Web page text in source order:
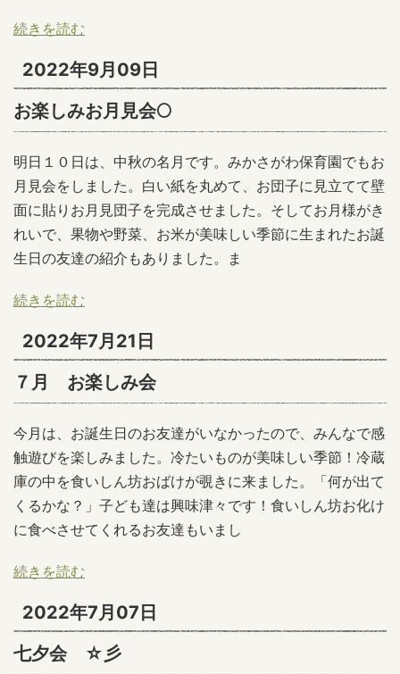
続きを読む
2022年9月09日
お楽しみお月見会🌕
明日１０日は、中秋の名月です。みかさがわ保育園でもお
月見会をしました。白い紙を丸めて、お団子に見立てて壁
面に貼りお月見団子を完成させました。そしてお月様がき
れいで、果物や野菜、お米が美味しい季節に生まれたお誕
生日の友達の紹介もありました。ま
続きを読む
2022年7月21日
７月 お楽しみ会
今月は、お誕生日のお友達がいなかったので、みんなで感
触遊びを楽しみました。冷たいものが美味しい季節！冷蔵
庫の中を食いしん坊おばけが覗きに来ました。「何が出て
くるかな？」子ども達は興味津々です！食いしん坊お化け
に食べさせてくれるお友達もいまし
続きを読む
2022年7月07日
七夕会 ☆彡